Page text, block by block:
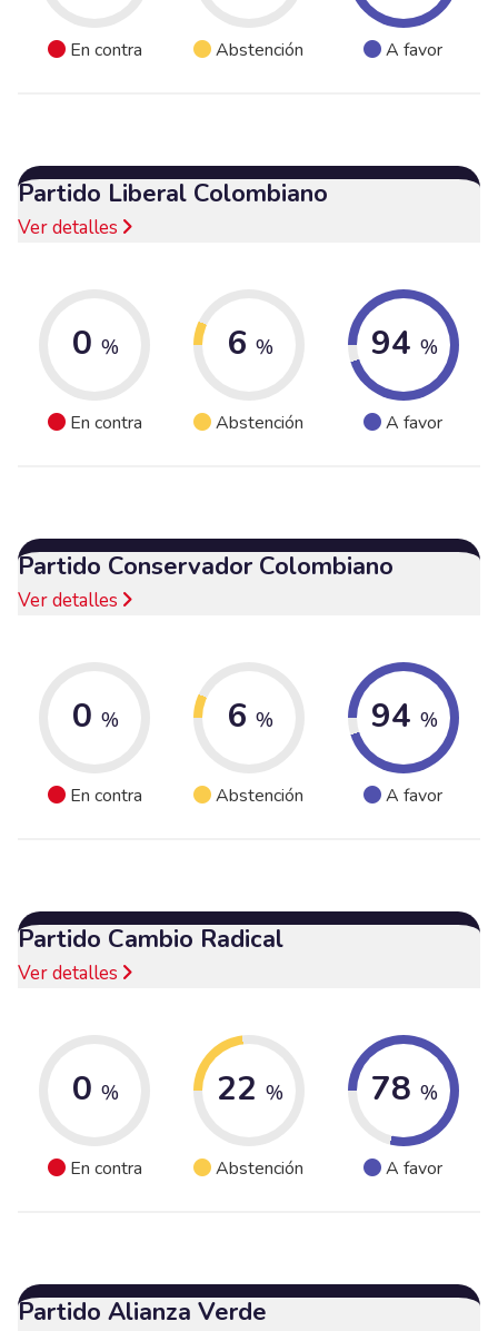
En contra Abstención A favor
Partido Liberal Colombiano
Ver detalles
0 %
En contra
6 %
Abstención
94 %
A favor
Partido Conservador Colombiano
Ver detalles
0 %
En contra
6 %
Abstención
94 %
A favor
Partido Cambio Radical
Ver detalles
0 %
En contra
22 %
Abstención
78 %
A favor
Partido Alianza Verde